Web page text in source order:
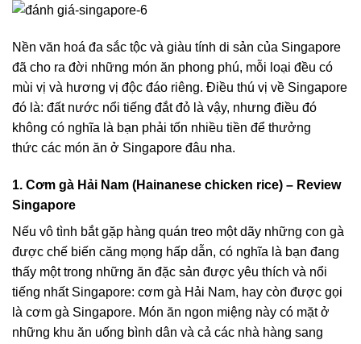
Nền văn hoá đa sắc tộc và giàu tính di sản của Singapore
đã cho ra đời những món ăn phong phú, mỗi loại đều có
mùi vị và hương vị độc đáo riêng. Điều thú vị về Singapore
đó là: đất nước nổi tiếng đắt đỏ là vậy, nhưng điều đó
không có nghĩa là bạn phải tốn nhiều tiền để thưởng
thức các món ăn ở Singapore đâu nha.
1. Cơm gà Hải Nam (Hainanese chicken rice) – Review
Singapore
Nếu vô tình bắt gặp hàng quán treo một dãy những con gà
được chế biến căng mọng hấp dẫn, có nghĩa là bạn đang
thấy một trong những ăn đặc sản được yêu thích và nổi
tiếng nhất Singapore: cơm gà Hải Nam, hay còn được gọi
là cơm gà Singapore. Món ăn ngon miệng này có mặt ở
những khu ăn uống bình dân và cả các nhà hàng sang